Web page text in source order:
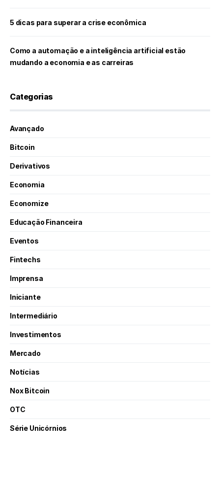
5 dicas para superar a crise econômica
Como a automação e a inteligência artificial estão
mudando a economia e as carreiras
Categorias
Avançado
Bitcoin
Derivativos
Economia
Economize
Educação Financeira
Eventos
Fintechs
Imprensa
Iniciante
Intermediário
Investimentos
Mercado
Notícias
Nox Bitcoin
OTC
Série Unicórnios